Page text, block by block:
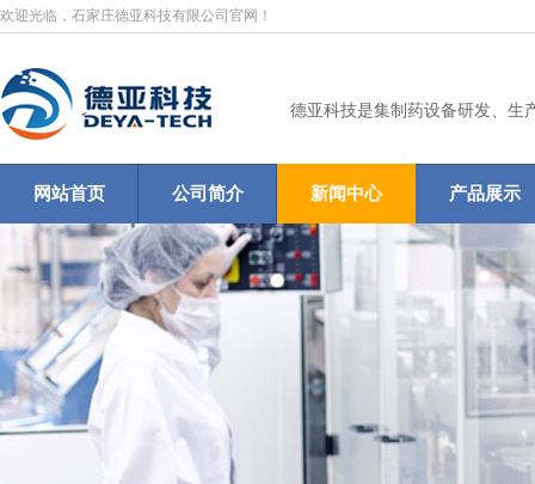
欢迎光临，石家庄德亚科技有限公司官网！
德亚科技是集制药设备研发、生
网站首页 公司简介 新闻中心 产品展示